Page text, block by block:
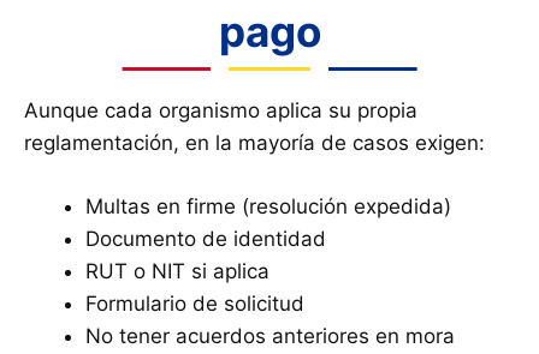
pago
Aunque cada organismo aplica su propia
reglamentación, en la mayoría de casos exigen:
Multas en firme (resolución expedida)
Documento de identidad
RUT o NIT si aplica
Formulario de solicitud
No tener acuerdos anteriores en mora